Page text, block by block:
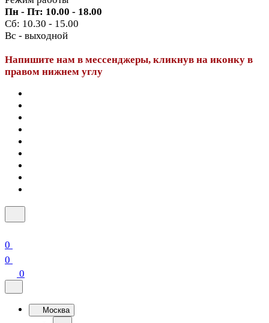
Пн - Пт: 10.00 - 18.00
Сб: 10.30 - 15.00
Вс - выходной
Напишите нам в мессенджеры, кликнув на иконку в
правом нижнем углу
0
0
0
Москва